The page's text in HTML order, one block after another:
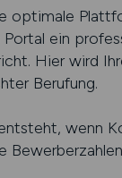
optimale
ein
Hier wird
Berufung.
wenn